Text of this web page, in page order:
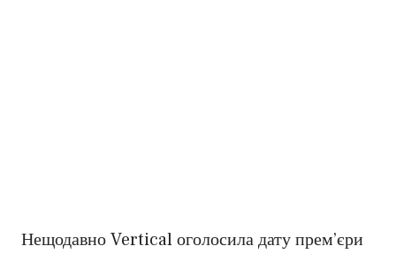
Нещодавно Vertical оголосила дату прем’єри